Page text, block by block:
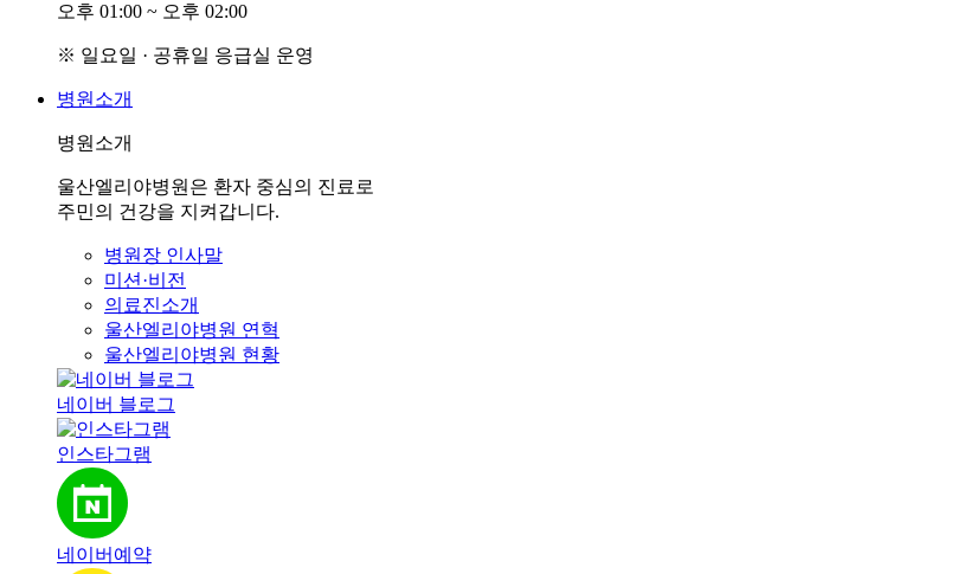
오후 01:00 ~ 오후 02:00
※ 일요일 · 공휴일 응급실 운영
병원소개
병원소개
울산엘리야병원은 환자 중심의 진료로
주민의 건강을 지켜갑니다.
병원장 인사말
미션·비전
의료진소개
울산엘리야병원 연혁
울산엘리야병원 현황
네이버 블로그
인스타그램
네이버예약